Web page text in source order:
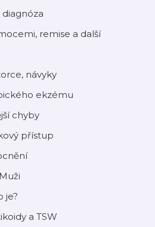
diagnóza
remise a další
návyky
ekzému
chyby
přístup
je?
a TSW